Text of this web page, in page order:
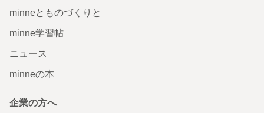
minneとものづくりと
minne学習帖
ニュース
minneの本
企業の方へ